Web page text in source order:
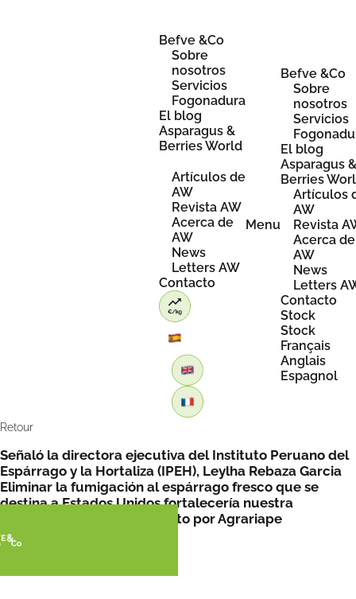
Befve &Co
Sobre
nosotros
Servicios
Fogonadura
El blog
Asparagus &
Berries World
Artículos de
AW
Revista AW
Acerca de
AW
News
Letters AW
Contacto
Menu
Befve &Co
Sobre
nosotros
Servicios
El blog
Asparagus
Berries
Artículos
AW
Revista
Acerca de
AW
News
Letters
Contacto
Stock
Stock
Français
Anglais
Espagnol
Retour
Señaló la directora ejecutiva del Instituto Peruano del
Espárrago y la Hortaliza (IPEH), Leylha Rebaza Garcia
Eliminar la fumigación al espárrago fresco que se
destina a Estados Unidos fortalecería nuestra
competitividad y crecimiento por Agrariape